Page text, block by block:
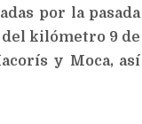
por la pasada
kilómetro 9 de
y Moca, así